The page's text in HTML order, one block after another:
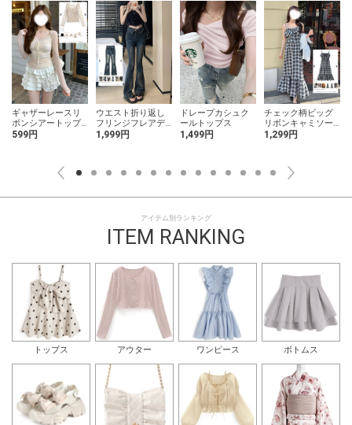
ギャザーレースリ
ボンシアートップ
ス
599円
ウエスト折り返し
フリンジフレアデ
ニム
1,999円
ドレープカシュク
ールトップス
1,499円
チェック柄ビッグ
リボンキャミソー
ルワンピース
1,299円
アイテム別ランキング
ITEM RANKING
トップス アウター ワンピース ボトムス